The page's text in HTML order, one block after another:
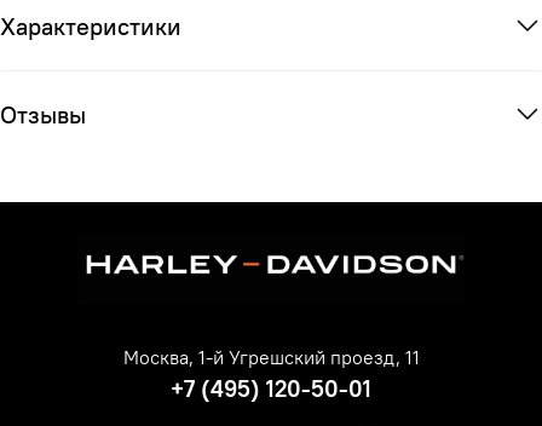
Характеристики
Отзывы
Москва, 1-й Угрешский проезд, 11
+7 (495) 120-50-01